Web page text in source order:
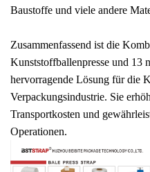
Baustoffe und viele andere
Zusammenfassend ist die
Kunststoffballenpresse und 13
hervorragende Lösung für die
Verpackungsindustrie. Sie
Transportkosten und
Operationen.